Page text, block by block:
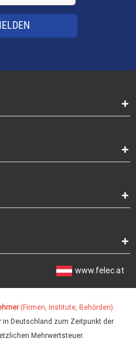
www.felec.at
(Firmen, Institute, Behörden).
Deutschland zum Zeitpunkt der
Mehrwertsteuer.